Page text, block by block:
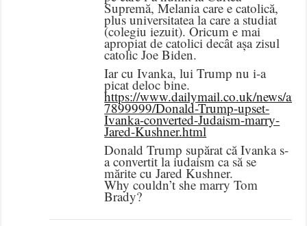
Supremă, Melania care e catolică,
plus universitatea la care a studiat
(colegiu iezuit). Oricum e mai
apropiat de catolici decât așa zisul
catolic Joe Biden.
Iar cu Ivanka, lui Trump nu i-a
picat deloc bine.
https://www.dailymail.co.uk/news/
7899999/Donald-Trump-upset-
Ivanka-converted-Judaism-marry-
Jared-Kushner.html
Donald Trump supărat că Ivanka s-
a convertit la iudaism ca să se
mărite cu Jared Kushner.
Why couldn’t she marry Tom
Brady?